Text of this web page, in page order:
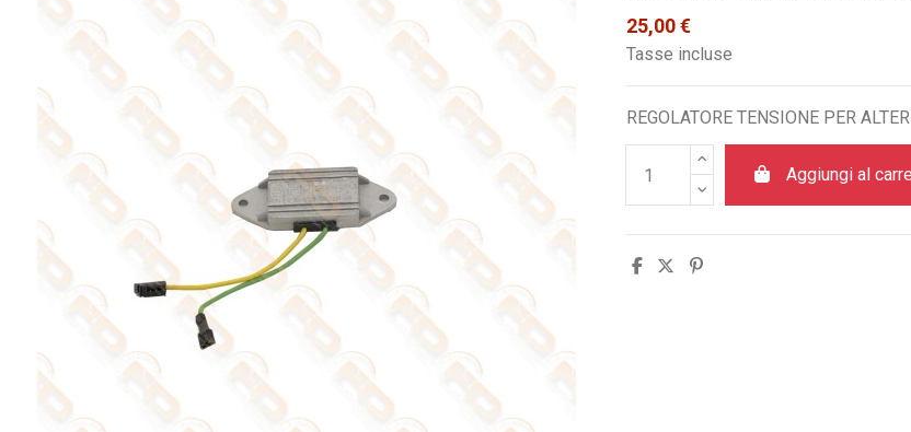
25,00 €
Tasse incluse
REGOLATORE TENSIONE PER
Aggiungi al